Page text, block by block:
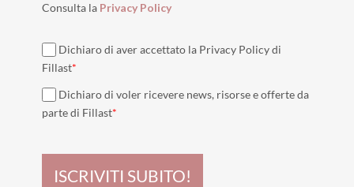
Consulta la Privacy Policy
Dichiaro di aver accettato la Privacy Policy di
Fillast*
Dichiaro di voler ricevere news, risorse e offerte da
parte di Fillast*
ISCRIVITI SUBITO!